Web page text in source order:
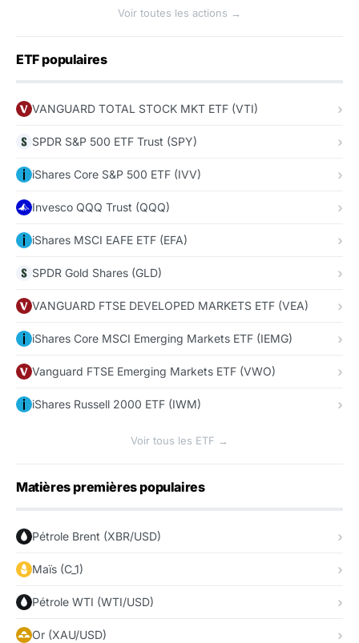
Voir toutes les actions →
ETF populaires
VANGUARD TOTAL STOCK MKT ETF (VTI)
SPDR S&P 500 ETF Trust (SPY)
iShares Core S&P 500 ETF (IVV)
Invesco QQQ Trust (QQQ)
iShares MSCI EAFE ETF (EFA)
SPDR Gold Shares (GLD)
VANGUARD FTSE DEVELOPED MARKETS ETF (VEA)
iShares Core MSCI Emerging Markets ETF (IEMG)
Vanguard FTSE Emerging Markets ETF (VWO)
iShares Russell 2000 ETF (IWM)
Voir tous les ETF →
Matières premières populaires
Pétrole Brent (XBR/USD)
Maïs (C_1)
Pétrole WTI (WTI/USD)
Or (XAU/USD)